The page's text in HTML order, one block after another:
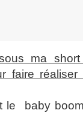
ma
faire réaliser
le baby